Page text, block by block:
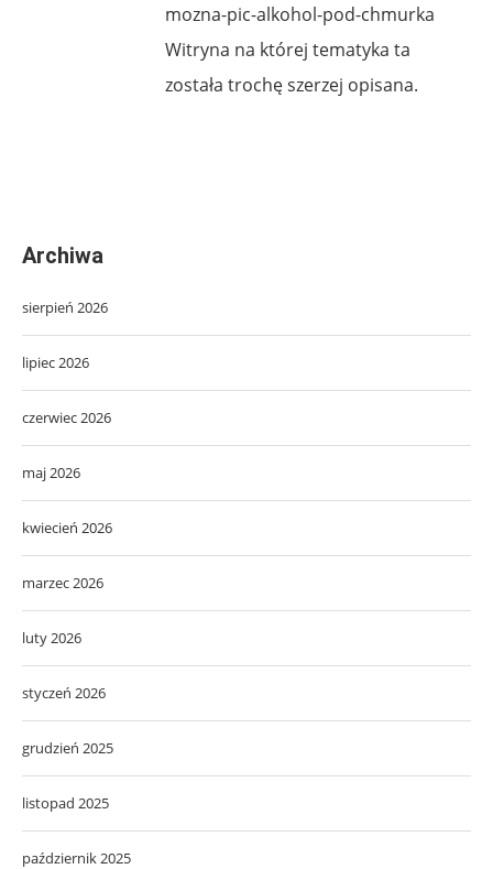
mozna-pic-alkohol-pod-chmurka
Witryna na której tematyka ta
została trochę szerzej opisana.
Archiwa
sierpień 2026
lipiec 2026
czerwiec 2026
maj 2026
kwiecień 2026
marzec 2026
luty 2026
styczeń 2026
grudzień 2025
listopad 2025
październik 2025